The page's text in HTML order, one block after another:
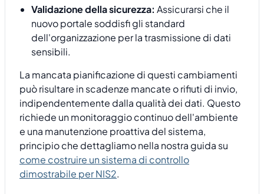
Validazione della sicurezza: Assicurarsi che il
nuovo portale soddisfi gli standard
dell'organizzazione per la trasmissione di dati
sensibili.
La mancata pianificazione di questi cambiamenti
può risultare in scadenze mancate o rifiuti di invio,
indipendentemente dalla qualità dei dati. Questo
richiede un monitoraggio continuo dell'ambiente
e una manutenzione proattiva del sistema,
principio che dettagliamo nella nostra guida su
come costruire un sistema di controllo
dimostrabile per NIS2.